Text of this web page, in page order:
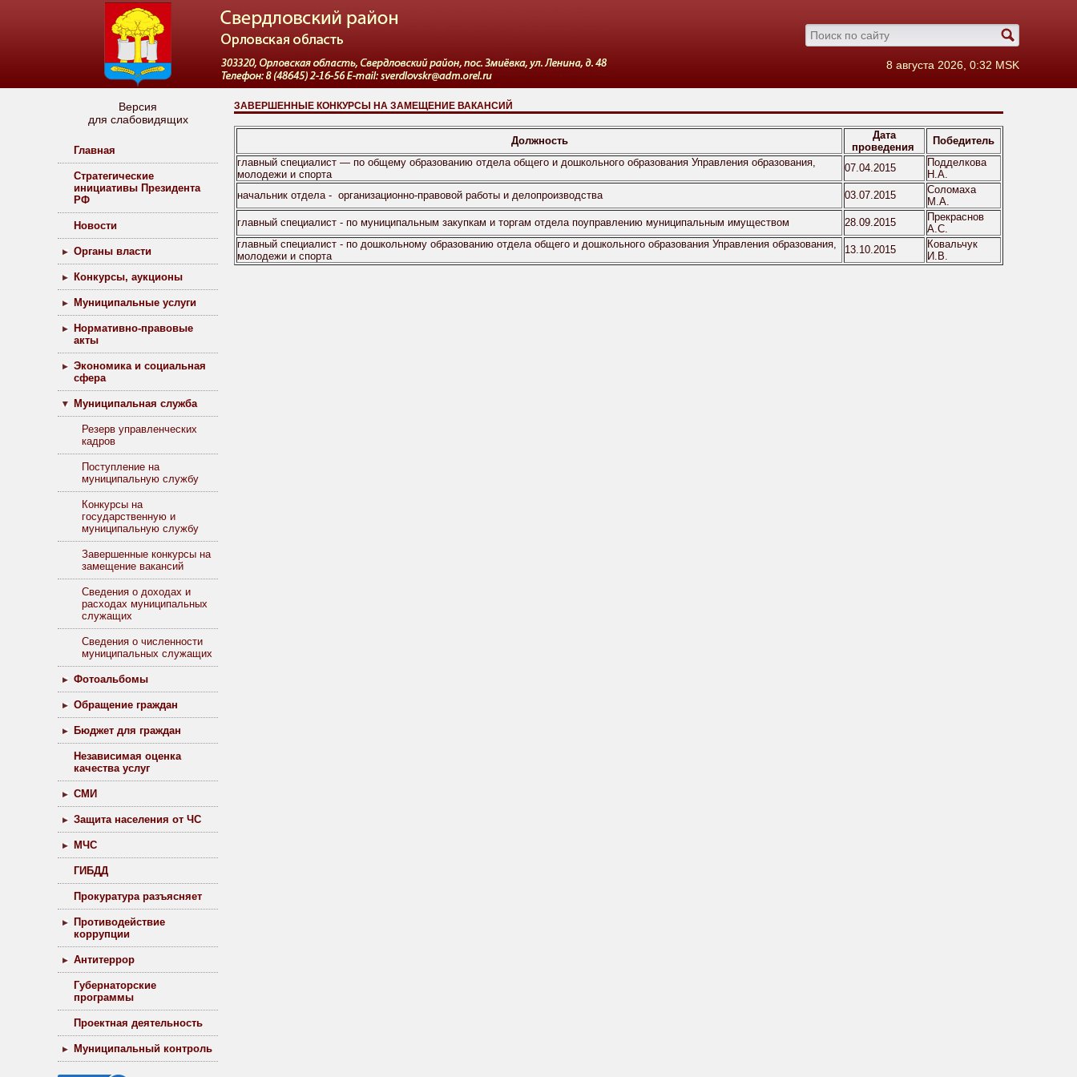
8 августа 2026, 0:32 MSK
Версия
для слабовидящих
Главная
Стратегические
инициативы Президента
РФ
Новости
Органы власти
Конкурсы, аукционы
Муниципальные услуги
Нормативно-правовые
акты
Экономика и социальная
сфера
Муниципальная служба
Резерв управленческих
кадров
Поступление на
муниципальную службу
Конкурсы на
государственную и
муниципальную службу
Завершенные конкурсы на
замещение вакансий
Сведения о доходах и
расходах муниципальных
служащих
Сведения о численности
муниципальных служащих
Фотоальбомы
Обращение граждан
Бюджет для граждан
Независимая оценка
качества услуг
СМИ
Защита населения от ЧС
МЧС
ГИБДД
Прокуратура разъясняет
Противодействие
коррупции
Антитеррор
Губернаторские
программы
Проектная деятельность
Муниципальный контроль
ЗАВЕРШЕННЫЕ КОНКУРСЫ НА ЗАМЕЩЕНИЕ ВАКАНСИЙ
Должность
Дата
проведения
Победитель
главный специалист — по общему образованию отдела общего и дошкольного образования Управления образования,
молодежи и спорта
07.04.2015
Подделкова
Н.А.
начальник отдела - организационно-правовой работы и делопроизводства
03.07.2015
Соломаха
М.А.
главный специалист - по муниципальным закупкам и торгам отдела поуправлению муниципальным имуществом
28.09.2015
Прекраснов
А.С.
главный специалист - по дошкольному образованию отдела общего и дошкольного образования Управления образования,
молодежи и спорта
13.10.2015
Ковальчук
И.В.